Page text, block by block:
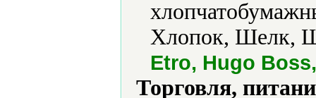
Хлопок, Шелк,
Etro, Hugo
Торговля,